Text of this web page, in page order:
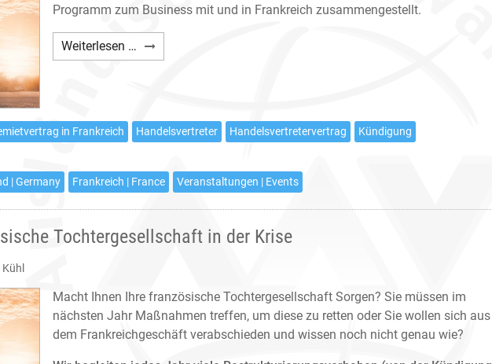
Programm zum Business mit und in Frankreich zusammengestellt.
Weiterlesen … Webinar-
Programm
in Frankreich Handelsvertreter Handelsvertretervertrag
Kündigung
| Germany Frankreich | France Veranstaltungen | Events
Tochtergesellschaft in der Krise
Macht Ihnen Ihre französische Tochtergesellschaft Sorgen? Sie müssen im
nächsten Jahr Maßnahmen treffen, um diese zu retten oder Sie wollen sich aus
dem Frankreichgeschäft verabschieden und wissen noch nicht genau wie?